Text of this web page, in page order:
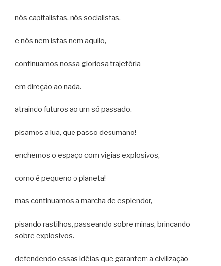
nós capitalistas, nós socialistas,
e nós nem istas nem aquilo,
continuamos nossa gloriosa trajetória
em direção ao nada.
atraindo futuros ao um só passado.
pisamos a lua, que passo desumano!
enchemos o espaço com vigias explosivos,
como é pequeno o planeta!
mas continuamos a marcha de esplendor,
pisando rastilhos, passeando sobre minas, brincando
sobre explosivos.
defendendo essas idéias que garantem a civilização